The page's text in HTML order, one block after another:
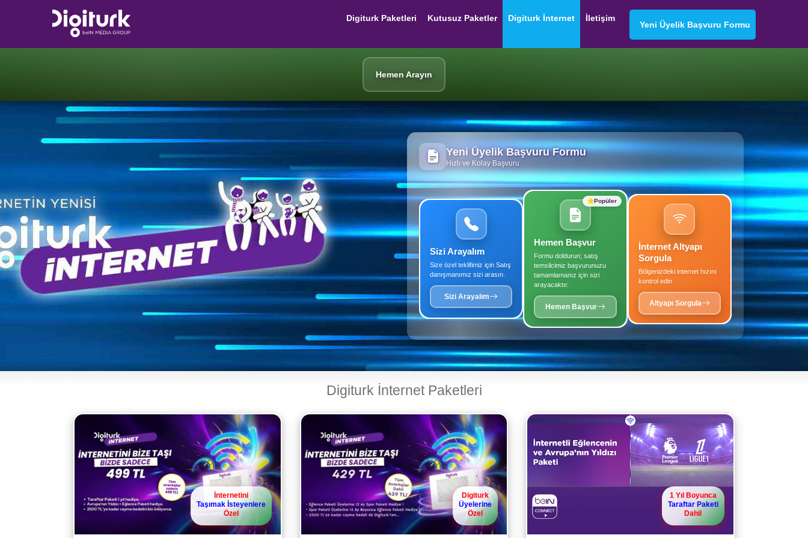
Digiturk Paketleri Kutusuz Paketler Digiturk İnternet İletişim
Yeni Üyelik Başvuru Formu
Hemen Arayın
Yeni Üyelik Başvuru Formu
Hızlı ve Kolay Başvuru
Sizi Arayalım
Size özel teklifimiz için Satış
danışmanımız sizi arasın.
Sizi Arayalım
Popüler
Hemen Başvur
Formu doldurun; satış
temsilcimiz başvurunuzu
tamamlamanız için sizi
arayacaktır.
Hemen Başvur
İnternet Altyapı
Sorgula
Bölgenizdeki internet hızını
kontrol edin
Altyapı Sorgula
Digiturk İnternet Paketleri
İnternetini
Taşımak İsteyenlere
Özel
Digiturk
Üyelerine
Özel
1 Yıl Boyunca
Taraftar Paketi
Dahil